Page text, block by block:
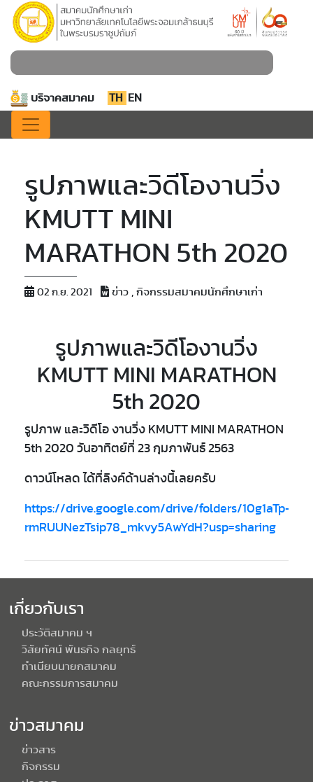
บริจาคสมาคม TH EN
รูปภาพและวิดีโองานวิ่ง
KMUTT MINI
MARATHON 5th 2020
02 ก.ย. 2021 ข่าว , กิจกรรมสมาคมนักศึกษาเก่า
รูปภาพและวิดีโองานวิ่ง
KMUTT MINI MARATHON
5th 2020
รูปภาพ และวิดีโอ งานวิ่ง KMUTT MINI MARATHON
5th 2020 วันอาทิตย์ที่ 23 กุมภาพันธ์ 2563
ดาวน์โหลด ได้ที่ลิงค์ด้านล่างนี้เลยครับ
https://drive.google.com/drive/folders/10g1aTp-
rmRUUNezTsip78_mkvy5AwYdH?usp=sharing
เกี่ยวกับเรา
ประวัติสมาคม ฯ
วิสัยทัศน์ พันธกิจ กลยุทธ์
ทำเนียบนายกสมาคม
คณะกรรมการสมาคม
ข่าวสมาคม
ข่าวสาร
กิจกรรม